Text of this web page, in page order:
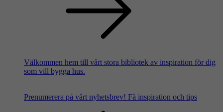
Välkommen hem till vårt stora bibliotek av inspiration för dig
som vill bygga hus.
Prenumerera på vårt nyhetsbrev! Få inspiration och tips